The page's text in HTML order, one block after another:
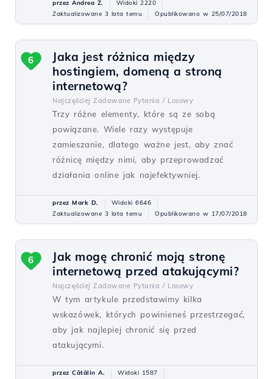
przez Andrea Z.
Widoki 2220
Zaktualizowane 3 lata temu
Opublikowano w 25/07/2018
Jaka jest różnica między
hostingiem, domeną a stroną
internetową?
Najczęściej Zadawane Pytania / Losowy
Trzy różne elementy, które są ze sobą
powiązane. Wiele razy występuje
zamieszanie, dlatego ważne jest, aby znać
różnicę między nimi, aby przeprowadzać
działania online jak najefektywniej.
6
przez Mark D.
Widoki 6646
Zaktualizowane 3 lata temu
Opublikowano w 17/07/2018
Jak mogę chronić moją stronę
internetową przed atakującymi?
Najczęściej Zadawane Pytania / Losowy
W tym artykule przedstawimy kilka
wskazówek, których powinieneś przestrzegać,
aby jak najlepiej chronić się przed
atakującymi.
6
przez Cătălin A.
Widoki 1587